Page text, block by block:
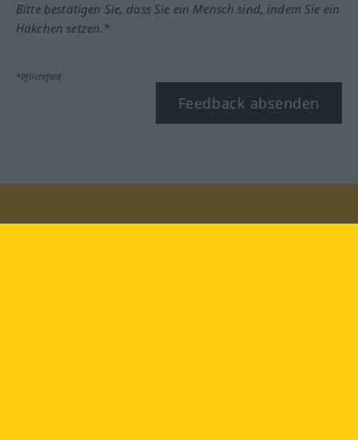
Bitte bestätigen Sie, dass Sie ein Mensch sind, indem Sie ein
Häkchen setzen.*
*Pflichtfeld
Feedback absenden